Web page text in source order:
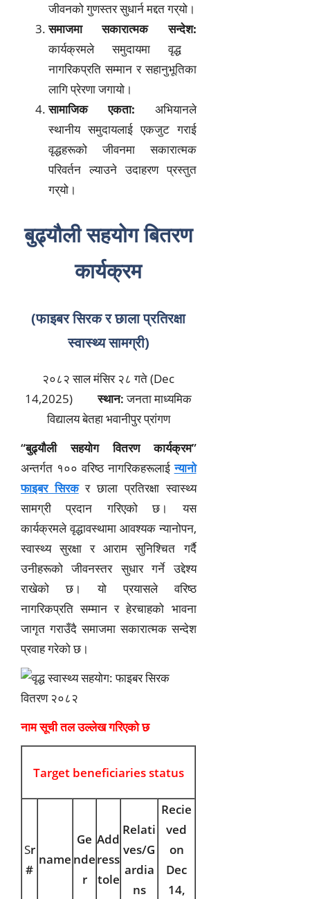
जीवनको गुणस्तर सुधार्न मद्दत गर्‌यो।
समाजमा सकारात्मक सन्देश:
कार्यक्रमले समुदायमा वृद्ध
नागरिकप्रति सम्मान र सहानुभूतिका
लागि प्रेरणा जगायो।
सामाजिक एकता: अभियानले
स्थानीय समुदायलाई एकजुट गराई
वृद्धहरूको जीवनमा सकारात्मक
परिवर्तन ल्याउने उदाहरण प्रस्तुत
गर्‌यो।
बुढ्यौली सहयोग बितरण
कार्यक्रम
(फाइबर सिरकर छाला प्रतिरक्षा
स्वास्थ्य सामग्री)
२०८२ साल मंसिर २८ गते (Dec
14,2025)स्थान:जनता माध्यमिक
विद्यालय बेतहा भवानीपुर प्रांगण
“बुढ्यौली सहयोग वितरण कार्यक्रम”
अन्तर्गत १०० वरिष्ठ नागरिकहरूलाईन्यानो
फाइबर सिरकर छाला प्रतिरक्षा स्वास्थ्य
सामग्री प्रदान गरिएको छ। यस
कार्यक्रमले वृद्धावस्थामा आवश्यक न्यानोपन,
स्वास्थ्य सुरक्षा र आराम सुनिश्चित गर्दै
उनीहरूको जीवनस्तर सुधार गर्ने उद्देश्य
राखेको छ। यो प्रयासले वरिष्ठ
नागरिकप्रति सम्मान र हेरचाहको भावना
जागृत गराउँदै समाजमा सकारात्मक सन्देश
प्रवाह गरेको छ।
नाम सूची तल उल्लेख गरिएको छ
Target beneficiaries status
Sr
#
name
Ge
nde
r
Add
ress
tole
Relati
ves/G
ardia
ns
Recie
ved
on
Dec
14,